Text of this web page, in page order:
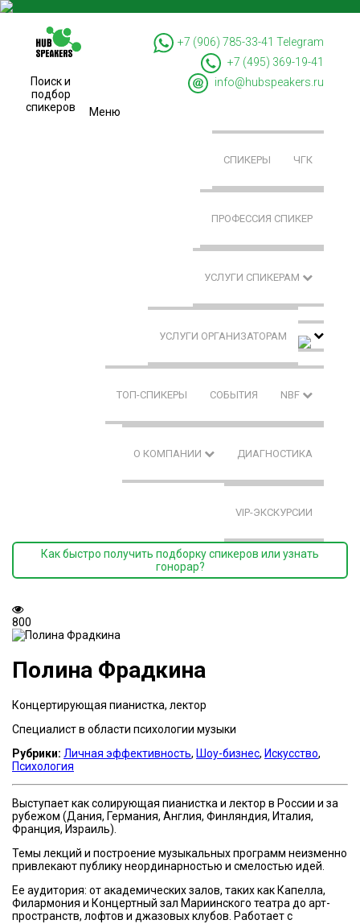
Поиск и
подбор
спикеров
+7 (906) 785-33-41 Telegram
+7 (495) 369-19-41
info@hubspeakers.ru
Меню
СПИКЕРЫ ЧГК
ПРОФЕССИЯ СПИКЕР
УСЛУГИ СПИКЕРАМ
УСЛУГИ ОРГАНИЗАТОРАМ
ТОП-СПИКЕРЫ СОБЫТИЯ NBF
О КОМПАНИИ ДИАГНОСТИКА
VIP-ЭКСКУРСИИ
Как быстро получить подборку спикеров или узнать
гонорар?
800
Полина Фрадкина
Концертирующая пианистка, лектор
Специалист в области психологии музыки
Рубрики: Личная эффективность, Шоу-бизнес, Искусство,
Психология
Выступает как солирующая пианистка и лектор в России и за
рубежом (Дания, Германия, Англия, Финляндия, Италия,
Франция, Израиль).
Темы лекций и построение музыкальных программ неизменно
привлекают публику неординарностью и смелостью идей.
Ее аудитория: от академических залов, таких как Капелла,
Филармония и Концертный зал Мариинского театра до арт-
пространств, лофтов и джазовых клубов. Работает с